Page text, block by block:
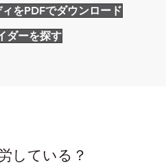
をPDFでダウンロード
ダーを探す
している？